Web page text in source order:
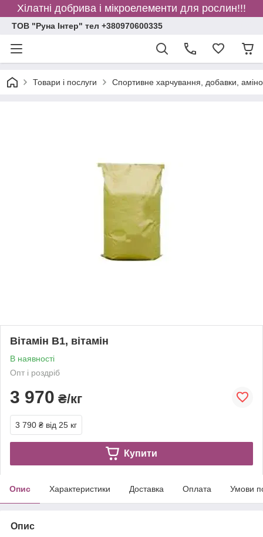
Хілатні добрива і мікроелементи для рослин!!!
ТОВ "Руна Інтер" тел +380970600335
Товари і послуги Спортивне харчування, добавки,
Вітамін B1, вітамін
В наявності
Опт і роздріб
3 970 ₴/кг
3 790 ₴ від 25 кг
Купити
Опис Характеристики Доставка Оплата Умови
Опис